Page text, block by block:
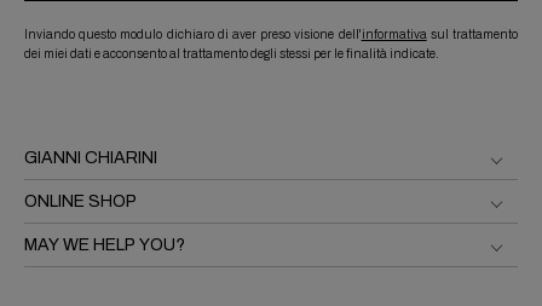
GIANNI CHIARINI
ONLINE SHOP
MAY WE HELP YOU?
Inviando questo modulo dichiaro di aver preso visione dell'informativa sul trattamento
dei miei dati e acconsento al trattamento degli stessi per le finalità indicate.